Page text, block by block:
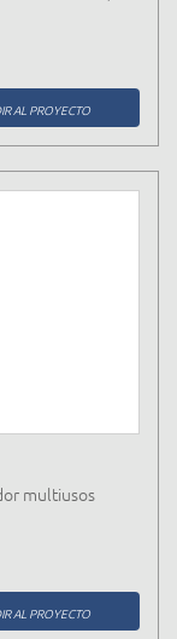
AL PROYECTO
multiusos
AL PROYECTO